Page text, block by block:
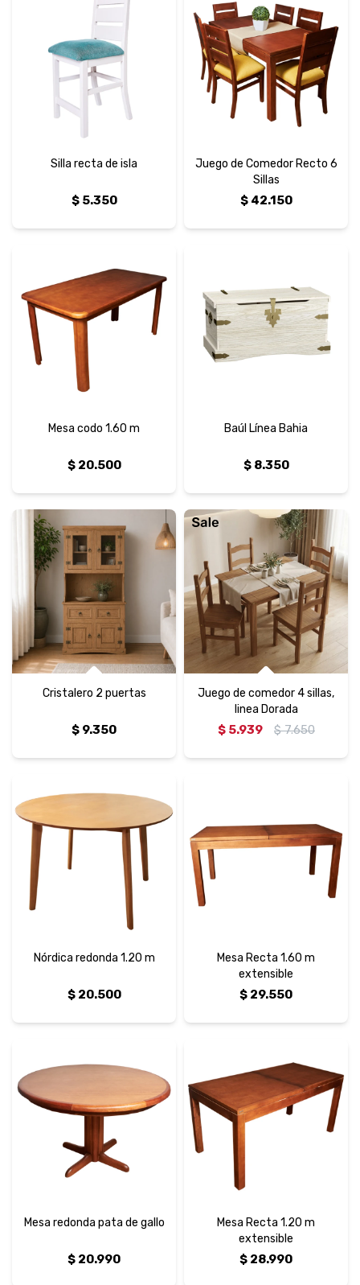
Silla recta de isla
$ 5.350
Juego de Comedor Recto 6
Sillas
$ 42.150
Mesa codo 1.60 m
$ 20.500
Baúl Línea Bahia
$ 8.350
Cristalero 2 puertas
$ 9.350
Juego de comedor 4 sillas,
linea Dorada
$ 5.939 $ 7.650
Nórdica redonda 1.20 m
$ 20.500
Mesa Recta 1.60 m
extensible
$ 29.550
Mesa redonda pata de gallo
$ 20.990
Mesa Recta 1.20 m
extensible
$ 28.990